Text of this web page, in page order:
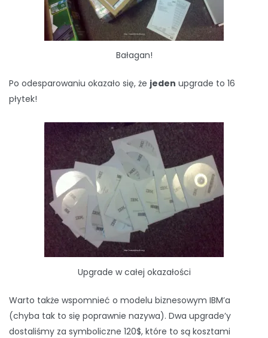
Bałagan!
Po odesparowaniu okazało się, że jeden upgrade to 16
płytek!
Upgrade w całej okazałości
Warto także wspomnieć o modelu biznesowym IBM’a
(chyba tak to się poprawnie nazywa). Dwa upgrade’y
dostaliśmy za symboliczne 120$, które to są kosztami